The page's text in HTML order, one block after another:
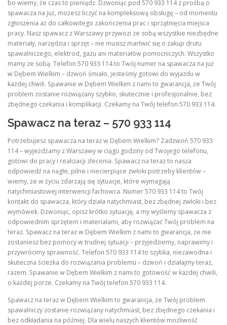
bo wiemy, że czas to pieniądz. Dzwoniąc pod 570 933 114 z prośbą o
spawacza na już, możesz liczyć na kompleksową obsługę – od momentu
zgłoszenia aż do całkowitego zakończenia prac i sprzątnięcia miejsca
pracy. Nasz spawacz z Warszawy przywozi ze sobą wszystkie niezbędne
materiały, narzędzia i sprzęt – nie musisz martwić się o zakup drutu
spawalniczego, elektrod, gazu ani materiałów pomocniczych. Wszystko
mamy ze sobą. Telefon 570 933 114 to Twój numer na spawacza na już
w Dębem Wielkim – dzwoń śmiało, jesteśmy gotowi do wyjazdu w
każdej chwili. Spawanie w Dębem Wielkim z nami to gwarancja, że Twój
problem zostanie rozwiązany szybko, skutecznie i profesjonalnie, bez
zbędnego czekania i komplikacji. Czekamy na Twój telefon 570 933 114.
Spawacz na teraz – 570 933 114
Potrzebujesz spawacza na teraz w Dębem Wielkim? Zadzwoń 570 933
114 – wyjeżdżamy z Warszawy w ciągu godziny od Twojego telefonu,
gotowi do pracy i realizacji zlecenia. Spawacz na teraz to nasza
odpowiedź na nagłe, pilne i niecierpiące zwłoki potrzeby klientów –
wiemy, że w życiu zdarzają się sytuacje, które wymagają
natychmiastowej interwencji fachowca. Numer 570 933 114 to Twój
kontakt do spawacza, który działa natychmiast, bez zbędnej zwłoki i bez
wymówek. Dzwoniąc, opisz krótko sytuację, a my wyślemy spawacza z
odpowiednim sprzętem i materiałami, aby rozwiązać Twój problem na
teraz. Spawacz na teraz w Dębem Wielkim z nami to gwarancja, że nie
zostaniesz bez pomocy w trudnej sytuacji – przyjedziemy, naprawimy i
przywrócimy sprawność. Telefon 570 933 114 to szybka, niezawodna i
skuteczna ścieżka do rozwiązania problemu – dzwoń i działajmy teraz,
razem. Spawanie w Dębem Wielkim z nami to gotowość w każdej chwili,
o każdej porze. Czekamy na Twój telefon 570 933 114.
Spawacz na teraz w Dębem Wielkim to gwarancja, że Twój problem
spawalniczy zostanie rozwiązany natychmiast, bez zbędnego czekania i
bez odkładania na później. Dla wielu naszych klientów możliwość